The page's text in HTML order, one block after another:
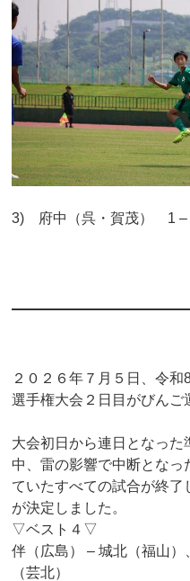
3) 府中（呉・賀茂） 1 –
２０２６年７月５日、令
選手権大会２日目がびんご
大会初日から連日となっ
中、雷の影響で中断とな
ていたすべての試合が終
が決定しました。
▽ベスト４▽
伴（広島） – 城北（福山）
（芸北）